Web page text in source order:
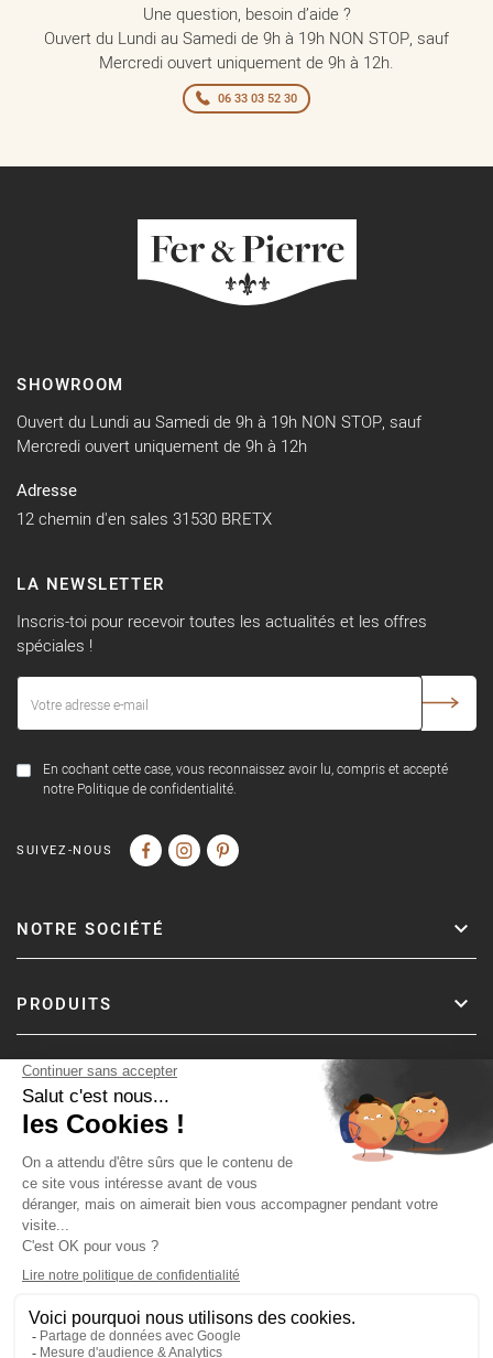
Une question, besoin d’aide ?
Ouvert du Lundi au Samedi de 9h à 19h NON STOP, sauf
Mercredi ouvert uniquement de 9h à 12h.
06 33 03 52 30
SHOWROOM
Ouvert du Lundi au Samedi de 9h à 19h NON STOP, sauf
Mercredi ouvert uniquement de 9h à 12h
Adresse
12 chemin d'en sales 31530 BRETX
LA NEWSLETTER
Inscris-toi pour recevoir toutes les actualités et les offres
spéciales !
En cochant cette case, vous reconnaissez avoir lu, compris et accepté
notre Politique de confidentialité.
SUIVEZ-NOUS
NOTRE SOCIÉTÉ
PRODUITS
Copyright © Fer & Pierre avec coeur par wapiti